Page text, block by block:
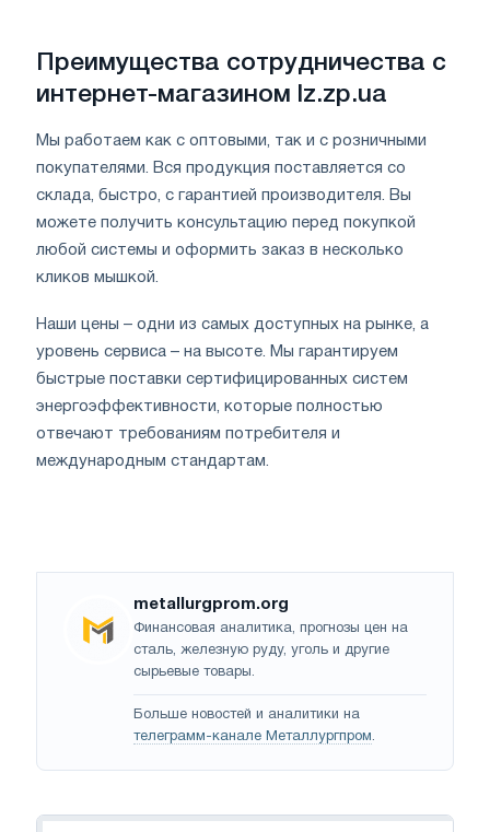
Преимущества сотрудничества с
интернет-магазином lz.zp.ua
Мы работаем как с оптовыми, так и с розничными
покупателями. Вся продукция поставляется со
склада, быстро, с гарантией производителя. Вы
можете получить консультацию перед покупкой
любой системы и оформить заказ в несколько
кликов мышкой.
Наши цены – одни из самых доступных на рынке, а
уровень сервиса – на высоте. Мы гарантируем
быстрые поставки сертифицированных систем
энергоэффективности, которые полностью
отвечают требованиям потребителя и
международным стандартам.
metallurgprom.org
Финансовая аналитика, прогнозы цен на
сталь, железную руду, уголь и другие
сырьевые товары.
Больше новостей и аналитики на
телеграмм-канале Металлургпром.